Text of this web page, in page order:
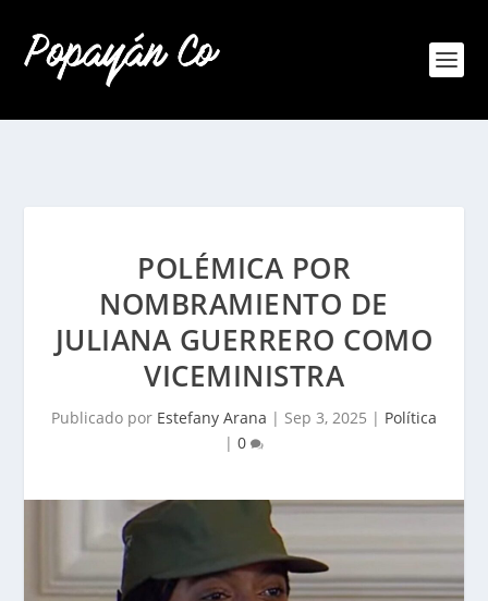
POLÉMICA POR
NOMBRAMIENTO DE
JULIANA GUERRERO COMO
VICEMINISTRA
Publicado por Estefany Arana | Sep 3, 2025 | Política
| 0